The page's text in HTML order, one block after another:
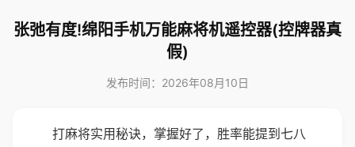
张弛有度!绵阳手机万能麻将机遥控器(控牌器真
假)
发布时间：2026年08月10日
打麻将实用秘诀，掌握好了，胜率能提到七八